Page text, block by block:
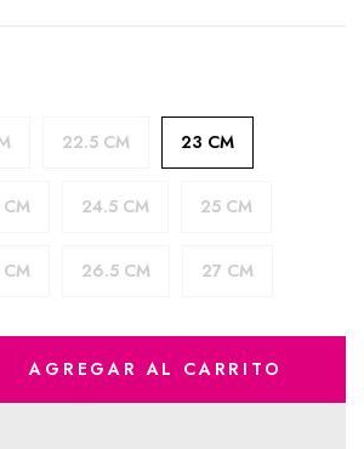
22.5 CM 23 CM
24.5 CM 25 CM
26.5 CM 27 CM
AGREGAR AL CARRITO